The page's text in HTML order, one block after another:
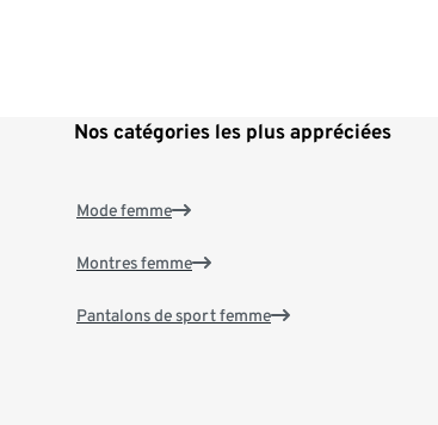
Nos catégories les plus appréciées
Mode femme
Montres femme
Pantalons de sport femme